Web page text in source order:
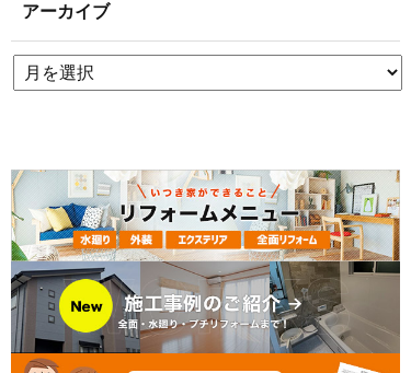
アーカイブ